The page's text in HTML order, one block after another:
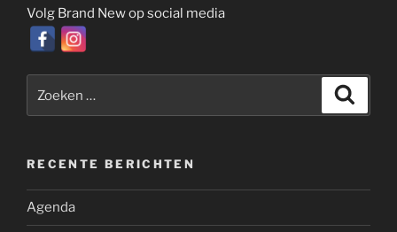
Volg Brand New op social media
naar:
RECENTE BERICHTEN
Agenda